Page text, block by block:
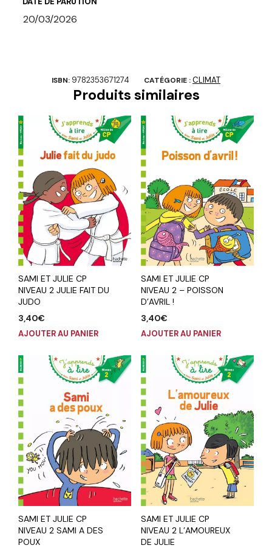
20/03/2026
ISBN: 9782353671274 CATÉGORIE :CLIMAT
Produits similaires
SAMI ET JULIE CP
NIVEAU 2 JULIE FAIT DU
JUDO
3,40€
AJOUTER AU PANIER
SAMI ET JULIE CP
NIVEAU 2 – POISSON
D’AVRIL !
3,40€
AJOUTER AU PANIER
SAMI ET JULIE CP
NIVEAU 2 SAMI A DES
POUX
SAMI ET JULIE CP
NIVEAU 2 L’AMOUREUX
DE JULIE